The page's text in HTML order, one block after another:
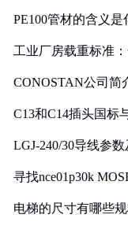
PE100管材的含义是
工业厂房载重标准
CONOSTAN公司简
C13和C14插头国标
LGJ-240/30导线参
寻找nce01p30k
电梯的尺寸有哪些